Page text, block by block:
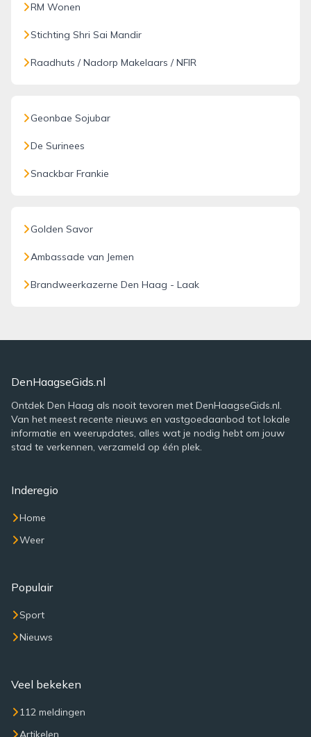
RM Wonen
Stichting Shri Sai Mandir
Raadhuts / Nadorp Makelaars / NFIR
Geonbae Sojubar
De Surinees
Snackbar Frankie
Golden Savor
Ambassade van Jemen
Brandweerkazerne Den Haag - Laak
DenHaagseGids.nl
Ontdek Den Haag als nooit tevoren met DenHaagseGids.nl.
Van het meest recente nieuws en vastgoedaanbod tot lokale
informatie en weerupdates, alles wat je nodig hebt om jouw
stad te verkennen, verzameld op één plek.
Inderegio
Home
Weer
Populair
Sport
Nieuws
Veel bekeken
112 meldingen
Artikelen